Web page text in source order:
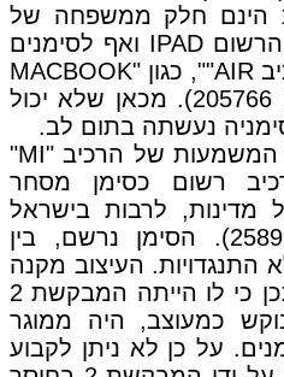
סימניה של המבקשת 1 הינם חלק ממשפחה של
סימנים הקשורים לסימן הרשום IPAD ואף לסימנים
נוספים הכוללים את הרכיב AIR"", כגון "MACBOOK
AIR" (סימן מסחר רשום 205766). מכאן שלא יכול
נעשתה בתום לב.
המבקשת 2 הצביעה על המשמעות של הרכיב "MI"
רשום כסימן מסחר
לרבות בישראל
(סימן מסחר רשום 258985). הסימן נרשם, בין
9 ו-38, ללא התנגדויות. העיצוב מקנה
לסימן אופי מבחין וכי ייתכן כי לו הייתה המבקשת 2
כמעוצב, היה ממוגר
על כן לא ניתן לקבוע